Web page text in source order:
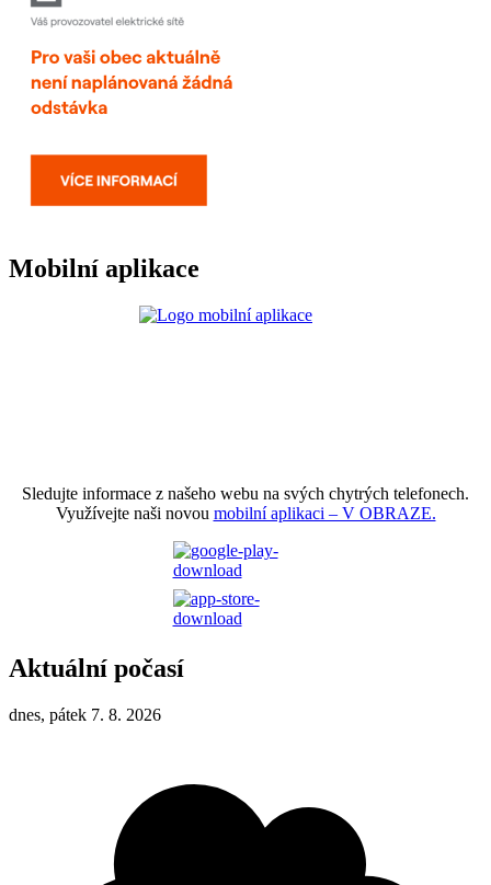
Mobilní aplikace
Sledujte informace z našeho webu na svých chytrých telefonech.
Využívejte naši novou mobilní aplikaci – V OBRAZE.
Aktuální počasí
dnes, pátek 7. 8. 2026